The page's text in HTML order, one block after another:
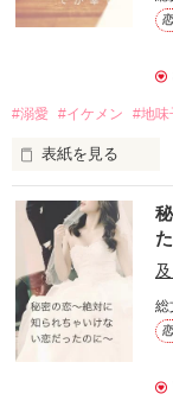
愛されたことのな
ゆっくり更新です。
長くお付き合いい
2025/11/7 完結し
＊＊＊＊＊＊＊＊
ある日丘の上で
を助けてから、
き始める。
再会した王太子レ
どまどいながらも
りはじめ…
そして…
またまた
ゆっくり目の更新
#溺愛 #イケメン #地味
表紙を見る
柳田由莉愛《やな
啓明大学　理工学
陰キャラコミュ障
✖️
崎本拓海《さきも
仕事もできる超絶
総